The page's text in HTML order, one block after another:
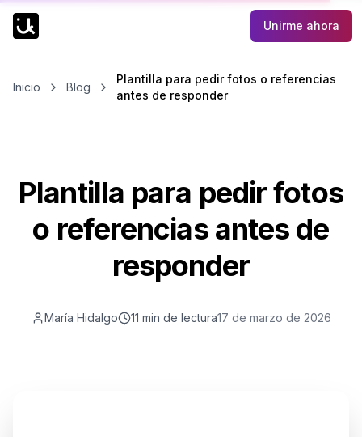
Unirme ahora
Inicio Blog
Plantilla para pedir fotos o referencias
antes de responder
Plantilla para pedir fotos
o referencias antes de
responder
María Hidalgo 11 min de lectura17 de marzo de 2026